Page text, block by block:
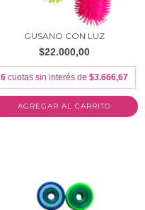
GUSANO CON LUZ
$22.000,00
6 cuotas sin interés de $3.666,67